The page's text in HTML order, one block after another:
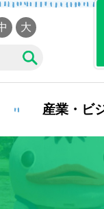
大
産業・ビ